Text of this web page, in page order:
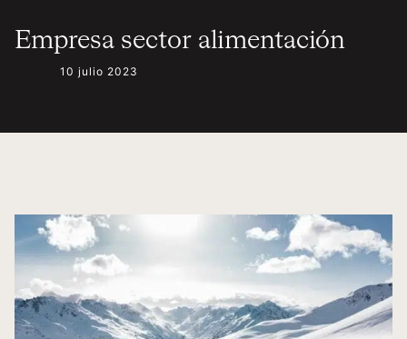
Empresa sector alimentación
10 julio 2023